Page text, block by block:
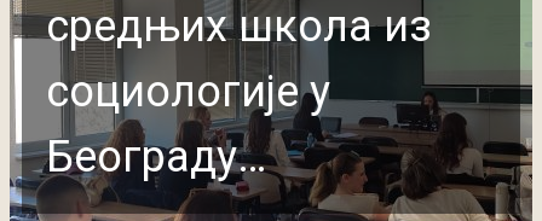
средњих школа из
социологије у
Београду…